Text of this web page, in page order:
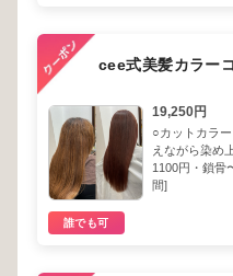
cee式美髪カラー
19,250円
○カットカラ
えながら染め
1100円・鎖骨
間]
誰でも可